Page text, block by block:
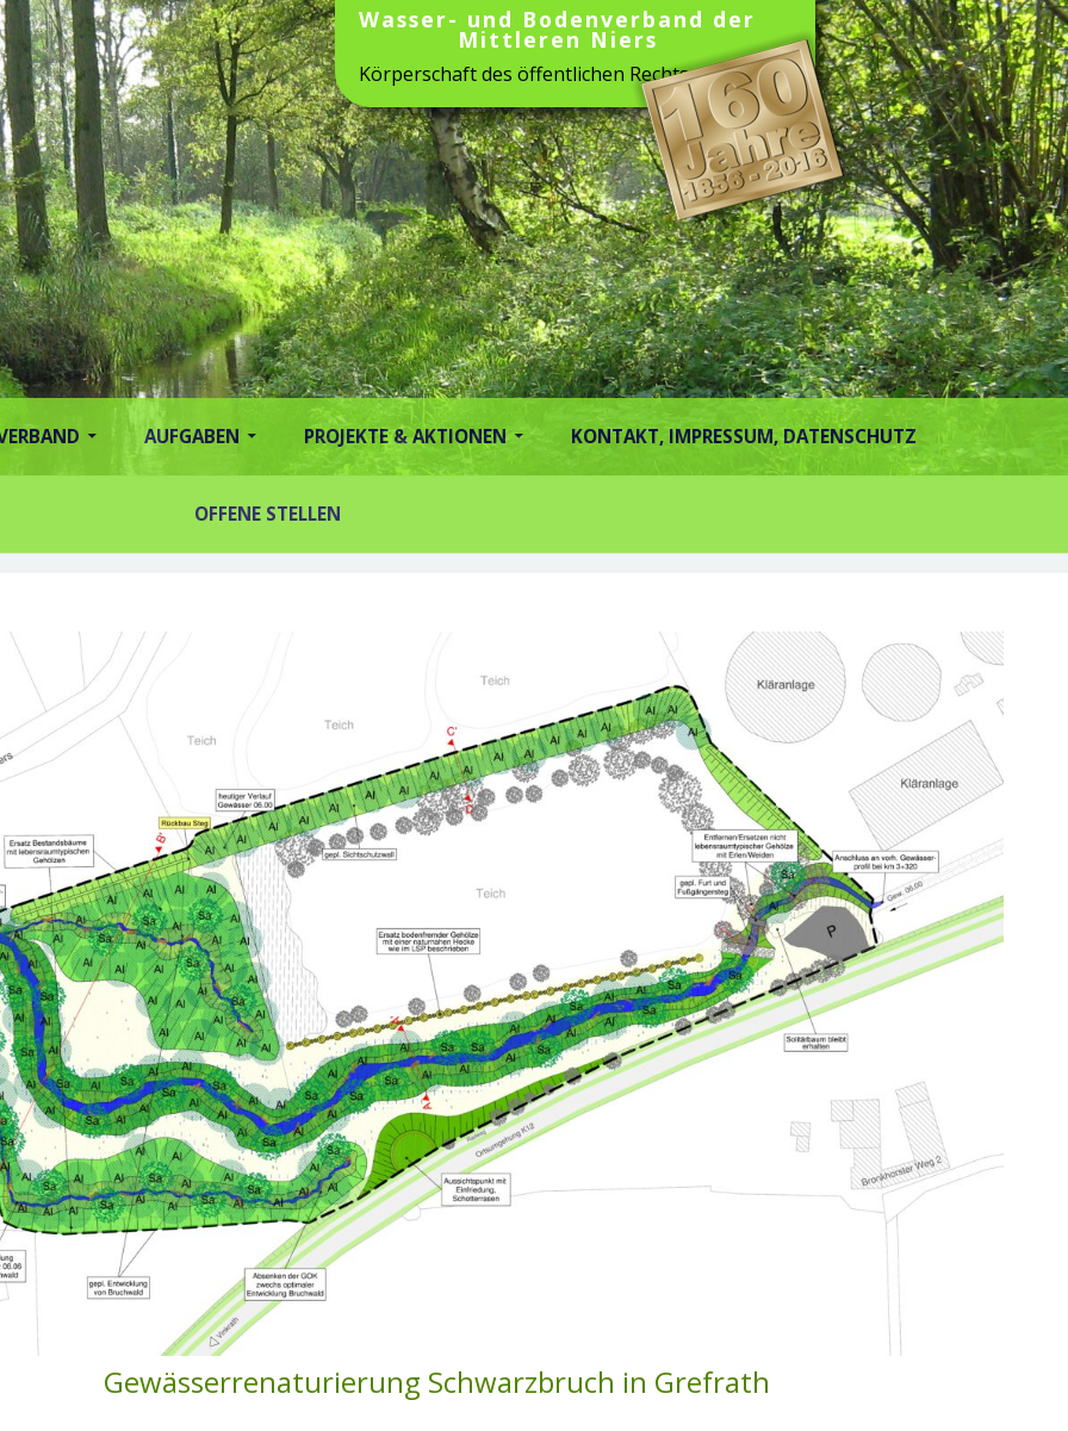
Wasser- und Bodenverband der
Mittleren Niers
Körperschaft des öffentlichen Rechts
AUFGABEN PROJEKTE & AKTIONEN KONTAKT, IMPRESSUM, DATENSCHUTZ
OFFENE STELLEN
Gewässerrenaturierung Schwarzbruch in Grefrath